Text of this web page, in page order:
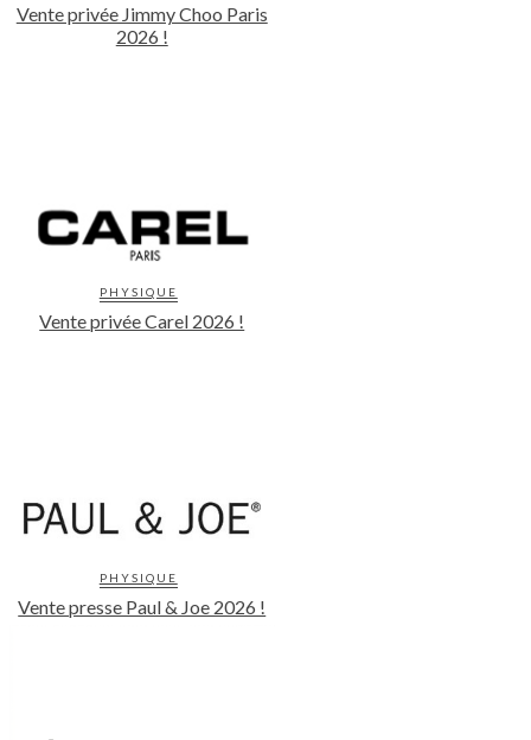
Vente privée Jimmy Choo Paris
2026 !
PHYSIQUE
Vente privée Carel 2026 !
PHYSIQUE
Vente presse Paul & Joe 2026 !